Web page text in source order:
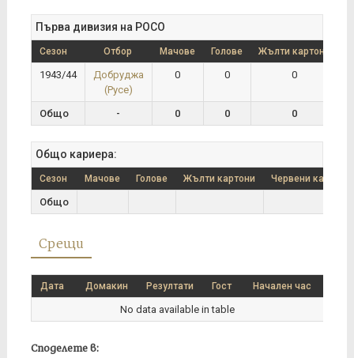
Първа дивизия на РОСО
Сезон Отбор Мачове Голове Жълти картони
1943/44
Добруджа
(Русе)
0 0 0
Общо - 0 0 0
Общо кариера:
Сезон Мачове Голове Жълти картони Червени картони
Общо
Срещи
Дата Домакин Резултати Гост Начален час
No data available in table
Споделете в: